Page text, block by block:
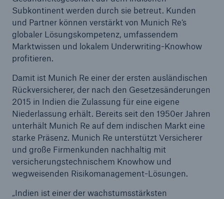
Subkontinent werden durch sie betreut. Kunden
und Partner können verstärkt von Munich Re‘s
globaler Lösungskompetenz, umfassendem
Marktwissen und lokalem Underwriting-Knowhow
profitieren.
Damit ist Munich Re einer der ersten ausländischen
Rückversicherer, der nach den Gesetzesänderungen
2015 in Indien die Zulassung für eine eigene
Niederlassung erhält. Bereits seit den 1950er Jahren
unterhält Munich Re auf dem indischen Markt eine
starke Präsenz. Munich Re unterstützt Versicherer
und große Firmenkunden nachhaltig mit
versicherungstechnischem Knowhow und
wegweisenden Risikomanagement-Lösungen.
„Indien ist einer der wachstumsstärksten
Reinsurance Property/Casualty
Marine Trend Radar 2025